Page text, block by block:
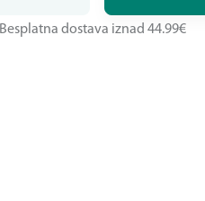
Besplatna dostava iznad 44.99€